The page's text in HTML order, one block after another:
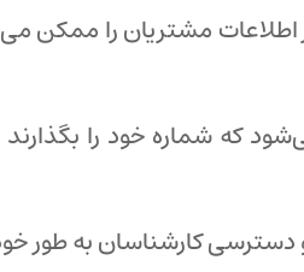
مشتریان را ممکن
که شماره خود را
کارشناسان به طور